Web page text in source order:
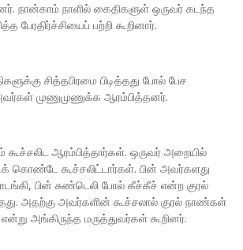
நான்காம் நாளில் கைதிகளுள் ஒருவர் கடந்த
பேரதிர்ச்சியைப் பற்றி கூறினார்.
சித்தபிரமை பிடித்தது போல் பேச
முணுமுணுக்க ஆரம்பித்தனர்.
கூச்சலிட ஆரம்பித்தார்கள். ஒருவர் அறையில்
கொண்டே கூச்சலிட்டார்கள். பின் அவர்களது
பின் சுண்டெலி போல் கீச்கீச் என்ற குரல்
அதற்கு அவர்களின் கூச்சலால் குரல் நாண்கள்
என்று அங்கிருந்த மருத்துவர்கள் கூறினர்.